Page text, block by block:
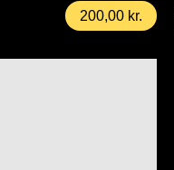
200,00 kr.